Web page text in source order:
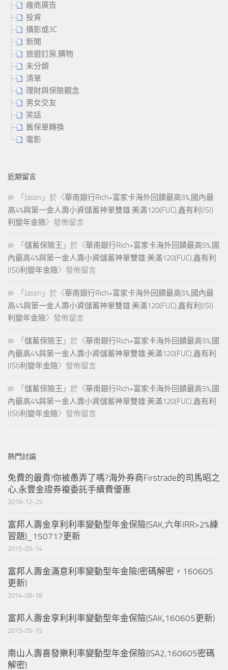
廠商廣告
投資
攝影或3C
新聞
旅遊訂房,購物
未分類
清單
理財與保險觀念
男女交友
笑話
舊保單轉換
電影
近期留言
「 Jason 」於〈華南銀行Rich+富家卡海外回饋最高5%,國內最
高4%與第一金人壽小資儲蓄神單雙雄:美滿120(FUC),鑫有利(ISI)
利變年金險〉發佈留言
「 儲蓄保險王 」於〈華南銀行Rich+富家卡海外回饋最高5%,國
內最高4%與第一金人壽小資儲蓄神單雙雄:美滿120(FUC),鑫有利
(ISI)利變年金險〉發佈留言
「 Jason 」於〈華南銀行Rich+富家卡海外回饋最高5%,國內最
高4%與第一金人壽小資儲蓄神單雙雄:美滿120(FUC),鑫有利(ISI)
利變年金險〉發佈留言
「 儲蓄保險王 」於〈華南銀行Rich+富家卡海外回饋最高5%,國
內最高4%與第一金人壽小資儲蓄神單雙雄:美滿120(FUC),鑫有利
(ISI)利變年金險〉發佈留言
「 儲蓄保險王 」於〈華南銀行Rich+富家卡海外回饋最高5%,國
內最高4%與第一金人壽小資儲蓄神單雙雄:美滿120(FUC),鑫有利
(ISI)利變年金險〉發佈留言
熱門討論
免費的最貴!你被愚弄了嗎?海外券商Firstrade的司馬昭之
心,永豐金證券複委託手續費優惠
2018-12-25
富邦人壽金享利利率變動型年金保險(SAK,六年IRR>2%練
習題)_150717更新
2015-05-14
富邦人壽金滿意利率變動型年金險(密碼解密，160605
更新)
2014-08-18
富邦人壽金享利利率變動型年金保險(SAK,160605更新)
2015-05-15
南山人壽喜發樂利率變動型年金保險(ISA2,160605密碼
解密)